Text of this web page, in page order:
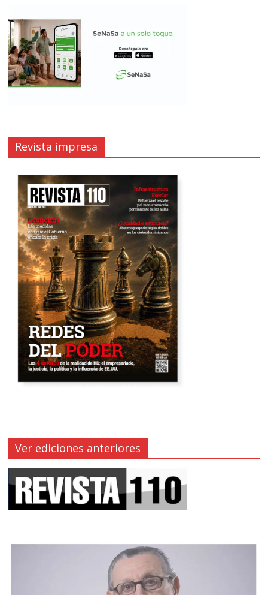
Revista impresa
Ver ediciones anteriores